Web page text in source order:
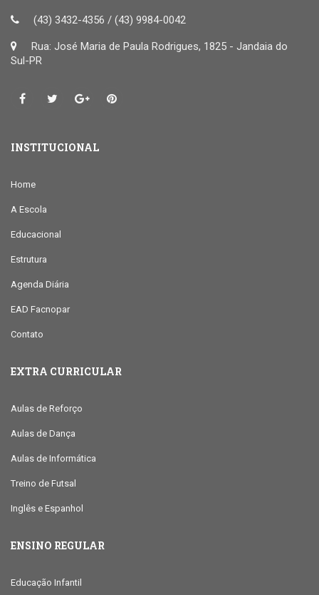
(43) 3432-4356 / (43) 9984-0042
Rua: José Maria de Paula Rodrigues, 1825 - Jandaia do
Sul-PR
INSTITUCIONAL
Home
A Escola
Educacional
Estrutura
Agenda Diária
EAD Facnopar
Contato
EXTRA CURRICULAR
Aulas de Reforço
Aulas de Dança
Aulas de Informática
Treino de Futsal
Inglês e Espanhol
ENSINO REGULAR
Educação Infantil